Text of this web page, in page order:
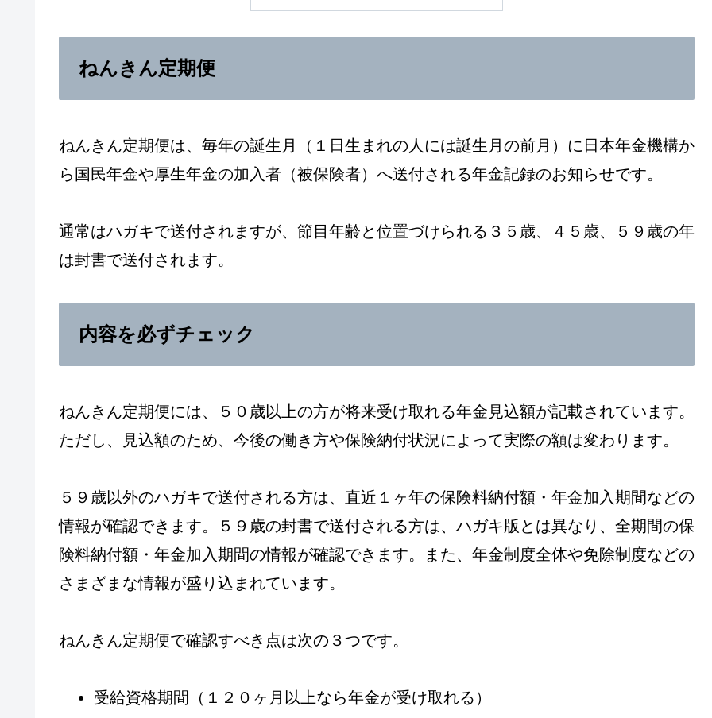
ねんきん定期便
ねんきん定期便は、毎年の誕生月（１日生まれの人には誕生月の前月）に日本年金機構か
ら国民年金や厚生年金の加入者（被保険者）へ送付される年金記録のお知らせです。
通常はハガキで送付されますが、節目年齢と位置づけられる３５歳、４５歳、５９歳の年
は封書で送付されます。
内容を必ずチェック
ねんきん定期便には、５０歳以上の方が将来受け取れる年金見込額が記載されています。
ただし、見込額のため、今後の働き方や保険納付状況によって実際の額は変わります。
５９歳以外のハガキで送付される方は、直近１ヶ年の保険料納付額・年金加入期間などの
情報が確認できます。５９歳の封書で送付される方は、ハガキ版とは異なり、全期間の保
険料納付額・年金加入期間の情報が確認できます。また、年金制度全体や免除制度などの
さまざまな情報が盛り込まれています。
ねんきん定期便で確認すべき点は次の３つです。
受給資格期間（１２０ヶ月以上なら年金が受け取れる）